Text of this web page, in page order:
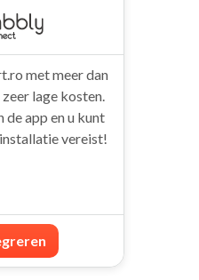
met meer dan
lage kosten.
de app en u kunt
vereist!